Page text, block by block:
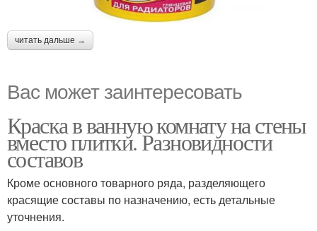
читать дальше →
Вас может заинтересовать
Краска в ванную комнату на стены
вместо плитки. Разновидности
составов
Кроме основного товарного ряда, разделяющего
красящие составы по назначению, есть детальные
уточнения.